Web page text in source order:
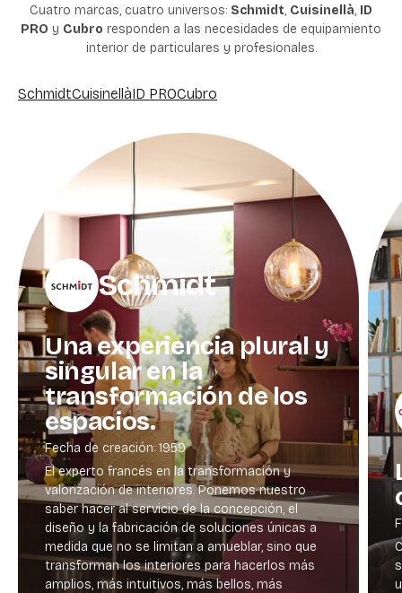
Cuatro marcas, cuatro universos: Schmidt, Cuisinellà, ID
PRO y Cubro responden a las necesidades de equipamiento
interior de particulares y profesionales.
SchmidtCuisinellàID PROCubro
Schmidt
Una experiencia plural y
singular en la
transformación de los
espacios.
Fecha de creación: 1959
El experto francés en la transformación y
valorización de interiores. Ponemos nuestro
saber hacer al servicio de la concepción, el
diseño y la fabricación de soluciones únicas a
medida que no se limitan a amueblar, sino que
transforman los interiores para hacerlos más
amplios, más intuitivos, más bellos, más